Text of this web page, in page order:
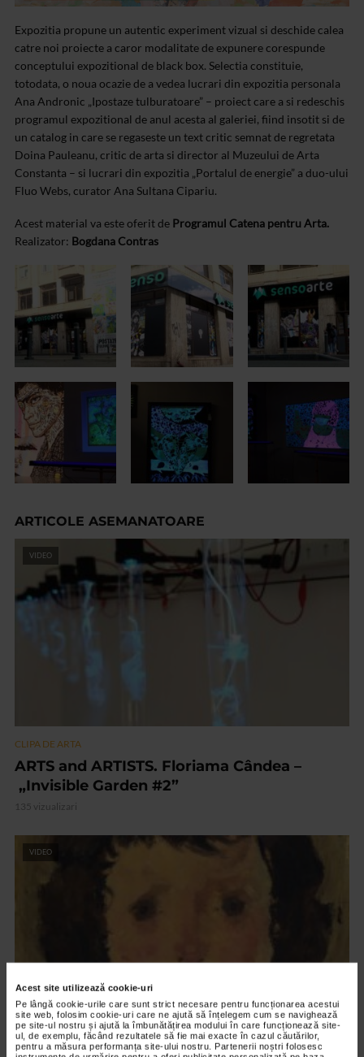
Acest site utilizează cookie-uri
Pe lângă cookie-urile care sunt strict necesare pentru funcționarea acestui
site web, folosim cookie-uri care ne ajută să înțelegem cum se navighează
pe site-ul nostru și ajută la îmbunătățirea modului în care funcționează site-
ul, de exemplu, făcând rezultatele să fie mai exacte în cazul căutărilor,
pentru a măsura performanța site-ului nostru. Partenerii noștri folosesc
Expozitia propune un autentic experiment vizual si deschide calea
catre noi proiecte a caror modalitate de expunere corespunde
conceptului expozitional de black box. Selectia constituie,
totodata, o noua ocazie de a vedea lucrari din expozitia personala
Ana Andronic „Ipostaze tulburatoare” – proiect care a si redeschis
programul expozitional de anul acesta al galeriei, fiind insotit si de
un catalog in care se regaseste un text critic semnat de regretata
Doina Pauleanu, critic de arta si director al Muzeului de Arta
Constanta – si lucrari din expozitia „Portalul de energie” a duo-ului
Fluo Webs, curator Ana Sultana Cipariu.
Acest material va este oferit de Programul Catena pentru Arta.
Realizator: Bogdana Contras
ARTICOLE ASEMANATOARE
VIDEO
CLIPA DE ARTA
ARTS and ARTISTS. Floriama Cândea –
„Invisible Garden #2”
135 vizualizari
VIDEO
CLIPA DE ARTA